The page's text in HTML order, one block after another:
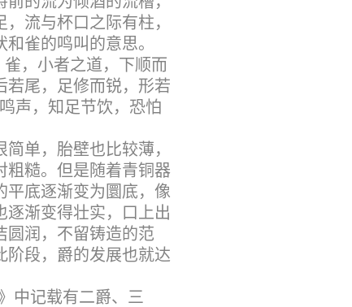
流与杯口之际有柱，
雀的鸣叫的意思。
雀，小者之道，下顺而
若尾，足修而锐，形若
声，知足节饮，恐怕
单，胎壁也比较薄，
粗糙。但是随着青铜器
平底逐渐变为圜底，像
逐渐变得壮实，口上出
圆润，不留铸造的范
阶段，爵的发展也就达
中记载有二爵、三